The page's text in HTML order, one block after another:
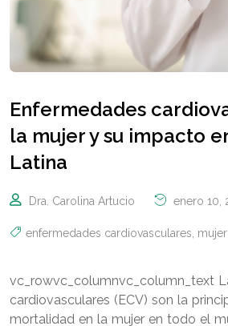
Enfermedades
la mujer y su impacto
Latina
Dra. Carolina Artucio enero 10,
enfermedades cardiovasculares, mujer
vc_rowvc_columnvc_column_text
cardiovasculares (ECV) son la
mortalidad en la mujer en todo el